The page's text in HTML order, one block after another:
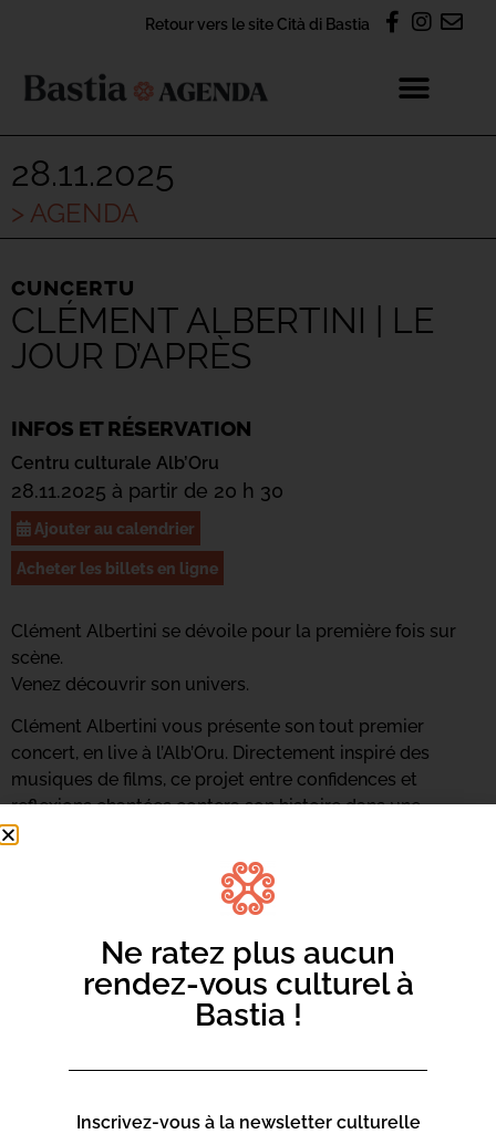
Retour vers le site Cità di Bastia
28.11.2025
> AGENDA
CUNCERTU
CLÉMENT ALBERTINI | LE
JOUR D’APRÈS
INFOS ET RÉSERVATION
Centru culturale Alb’Oru
28.11.2025 à partir de 20 h 30
Ajouter au calendrier
Acheter les billets en ligne
Clément Albertini se dévoile pour la première fois sur
scène.
Venez découvrir son univers.
Clément Albertini vous présente son tout premier
concert, en live à l’Alb’Oru. Directement inspiré des
musiques de films, ce projet entre confidences et
reflexions chantées contera son histoire dans une
ambiance intimiste et orchestrale, en compagnie des
musiciens et choristes de Spartimusica.
Ne ratez plus aucun
rendez-vous culturel à
Bastia !
Inscrivez-vous à la newsletter culturelle